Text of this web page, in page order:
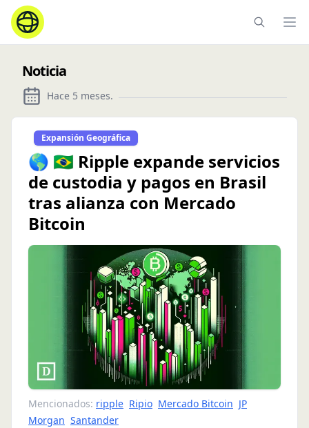
Noticia
Hace 5 meses.
Expansión Geográfica
🌎 🇧🇷 Ripple expande servicios
de custodia y pagos en Brasil
tras alianza con Mercado
Bitcoin
Mencionados: ripple Ripio Mercado Bitcoin JP
Morgan Santander